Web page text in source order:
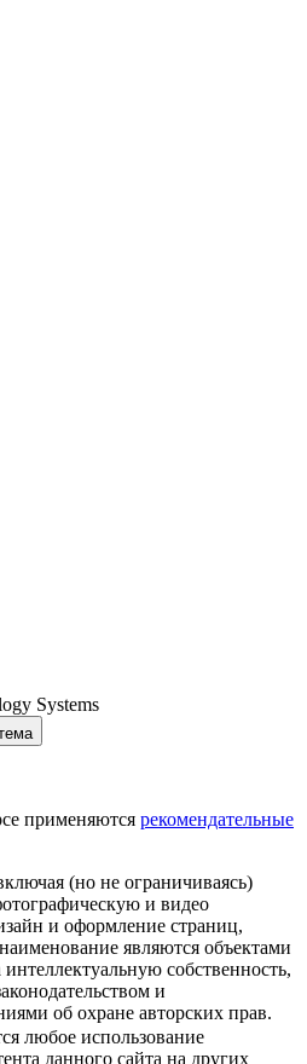
Systems
применяются рекомендательные
(но не ограничиваясь)
и видео
и оформление страниц,
являются объектами
собственность,
и
об охране авторских прав.
любое использование
данного сайта на других